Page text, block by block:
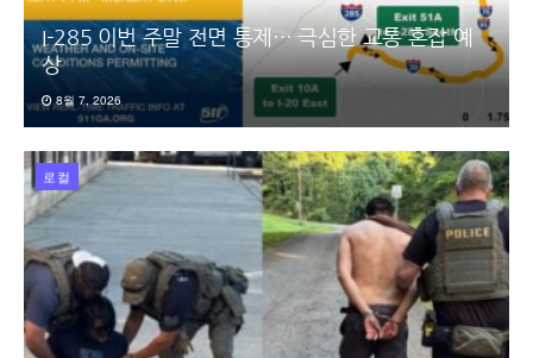
I-285 이번 주말 전면 통제… 극심한 교통 혼잡 예
상
8월 7, 2026
로컬